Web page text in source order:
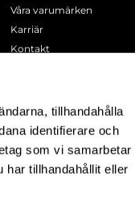
tillhandahålla
identifierare och
som vi samarbetar
har tillhandahållit eller
Våra varumärken
Karriär
Kontakt